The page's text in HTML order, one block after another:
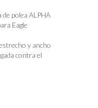
polea ALPHA
Eagle
y ancho
contra el